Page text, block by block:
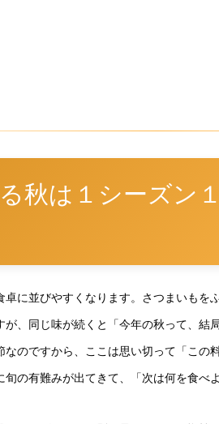
秋は１シーズン
卓に並びやすくなります。さつまいも
、同じ味が続くと「今年の秋って、結
のですから、ここは思い切って「この
の有難みが出てきて、「次は何を食べ